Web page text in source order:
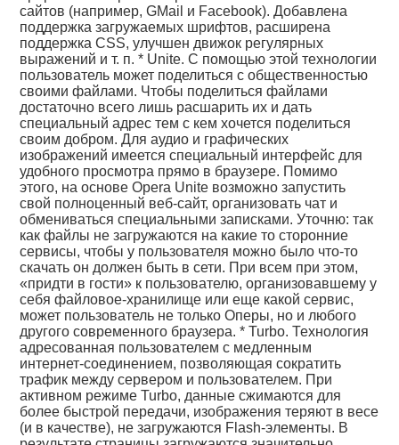
сайтов (например, GMail и Facebook). Добавлена
поддержка загружаемых шрифтов, расширена
поддержка CSS, улучшен движок регулярных
выражений и т. п. * Unite. С помощью этой технологии
пользователь может поделиться с общественностью
своими файлами. Чтобы поделиться файлами
достаточно всего лишь расшарить их и дать
специальный адрес тем с кем хочется поделиться
своим добром. Для аудио и графических
изображений имеется специальный интерфейс для
удобного просмотра прямо в браузере. Помимо
этого, на основе Opera Unite возможно запустить
свой полноценный веб-сайт, организовать чат и
обмениваться специальными записками. Уточню: так
как файлы не загружаются на какие то сторонние
сервисы, чтобы у пользователя можно было что-то
скачать он должен быть в сети. При всем при этом,
«придти в гости» к пользователю, организовавшему у
себя файловое-хранилище или еще какой сервис,
может пользователь не только Оперы, но и любого
другого современного браузера. * Turbo. Технология
адресованная пользователем с медленным
интернет-соединением, позволяющая сократить
трафик между сервером и пользователем. При
активном режиме Turbo, данные сжимаются для
более быстрой передачи, изображения теряют в весе
(и в качестве), не загружаются Flash-элементы. В